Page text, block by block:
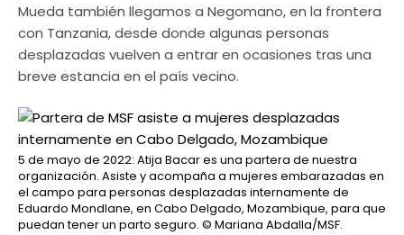
Mueda también llegamos a Negomano, en la frontera
con Tanzania, desde donde algunas personas
desplazadas vuelven a entrar en ocasiones tras una
breve estancia en el país vecino.
5 de mayo de 2022: Atija Bacar es una partera de nuestra
organización. Asiste y acompaña a mujeres embarazadas en
el campo para personas desplazadas internamente de
Eduardo Mondlane, en Cabo Delgado, Mozambique, para que
puedan tener un parto seguro. © Mariana Abdalla/MSF.